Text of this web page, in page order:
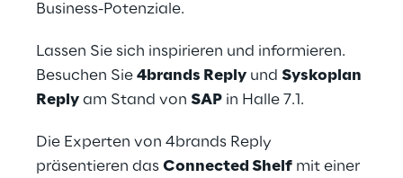
Business-Potenziale.
Lassen Sie sich inspirieren und informieren.
Besuchen Sie 4brands Reply und Syskoplan
Reply am Stand von SAP in Halle 7.1.
Die Experten von 4brands Reply
präsentieren das Connected Shelf mit einer